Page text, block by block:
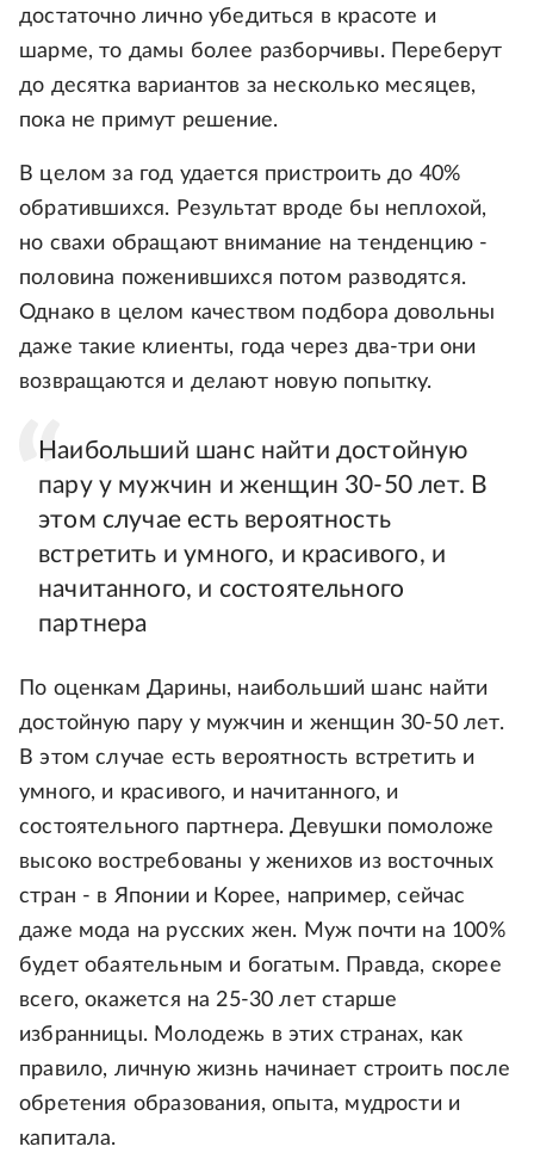
достаточно лично убедиться в красоте и
шарме, то дамы более разборчивы. Переберут
до десятка вариантов за несколько месяцев,
пока не примут решение.
В целом за год удается пристроить до 40%
обратившихся. Результат вроде бы неплохой,
но свахи обращают внимание на тенденцию -
половина поженившихся потом разводятся.
Однако в целом качеством подбора довольны
даже такие клиенты, года через два-три они
возвращаются и делают новую попытку.
Наибольший шанс найти достойную
пару у мужчин и женщин 30-50 лет. В
этом случае есть вероятность
встретить и умного, и красивого, и
начитанного, и состоятельного
партнера
По оценкам Дарины, наибольший шанс найти
достойную пару у мужчин и женщин 30-50 лет.
В этом случае есть вероятность встретить и
умного, и красивого, и начитанного, и
состоятельного партнера. Девушки помоложе
высоко востребованы у женихов из восточных
стран - в Японии и Корее, например, сейчас
даже мода на русских жен. Муж почти на 100%
будет обаятельным и богатым. Правда, скорее
всего, окажется на 25-30 лет старше
избранницы. Молодежь в этих странах, как
правило, личную жизнь начинает строить после
обретения образования, опыта, мудрости и
капитала.